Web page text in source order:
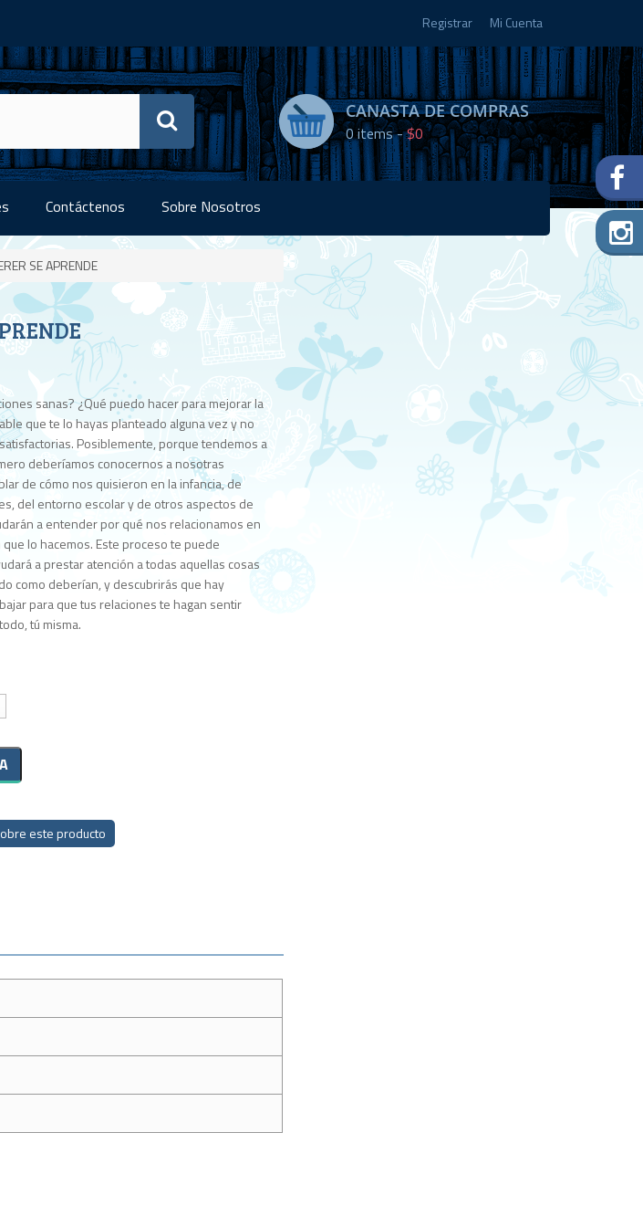
Registrar Mi Cuenta
CANASTA DE COMPRAS
0items -$0
Contáctenos Sobre Nosotros
SE APRENDE
sanas? ¿Qué puedo hacer para mejorar la
que te lo hayas planteado alguna vez y no
Posiblemente, porque tendemos a
deberíamos conocernos a nosotras
de cómo nos quisieron en la infancia, de
del entorno escolar y de otros aspectos de
a entender por qué nos relacionamos en
lo hacemos. Este proceso te puede
a prestar atención a todas aquellas cosas
como deberían, y descubrirás que hay
para que tus relaciones te hagan sentir
tú misma.
Disponibilidad:
stock
este producto